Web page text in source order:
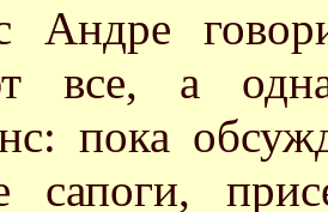
Андре
все, а
пока
сапоги,